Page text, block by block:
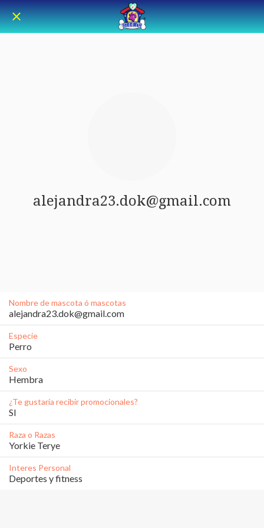
alejandra23.dok@gmail.com
Nombre de mascota ó mascotas
alejandra23.dok@gmail.com
Especie
Perro
Sexo
Hembra
¿Te gustaría recibir promocionales?
SI
Raza o Razas
Yorkie Terye
Interes Personal
Deportes y fitness